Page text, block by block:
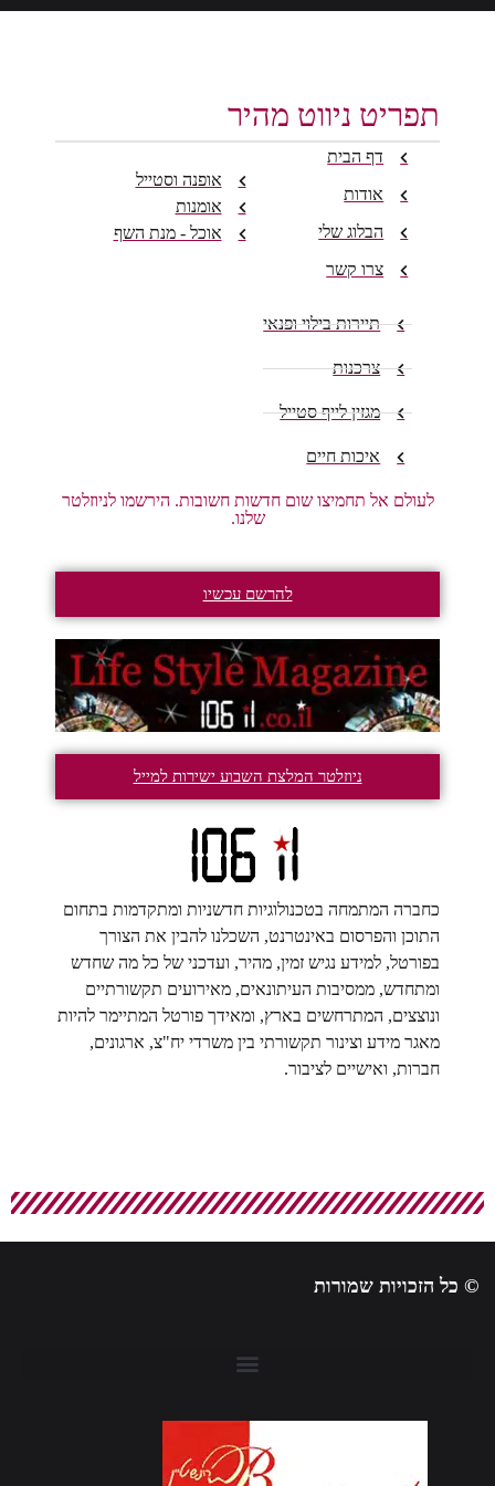
תפריט ניווט מהיר
דף הבית
אודות
הבלוג שלי
צרו קשר
אופנה וסטייל
אומנות
אוכל - מנת השף
תיירות בילוי ופנאי
צרכנות
מגזין לייף סטייל
איכות חיים
לעולם אל תחמיצו שום חדשות חשובות. הירשמו לניוזלטר
שלנו.
להרשם עכשיו
ניוזלטר המלצת השבוע ישירות למייל
כחברה המתמחה בטכנולוגיות חדשניות ומתקדמות בתחום
התוכן והפרסום באינטרנט, השכלנו להבין את הצורך
בפורטל, למידע נגיש זמין, מהיר, ועדכני של כל מה שחדש
ומתחדש, ממסיבות העיתונאים, מאירועים תקשורתיים
ונוצצים, המתרחשים בארץ, ומאידך פורטל המתיימר להיות
מאגר מידע וצינור תקשורתי בין משרדי יח"צ, ארגונים,
חברות, ואישיים לציבור.
כל הזכויות שמורות